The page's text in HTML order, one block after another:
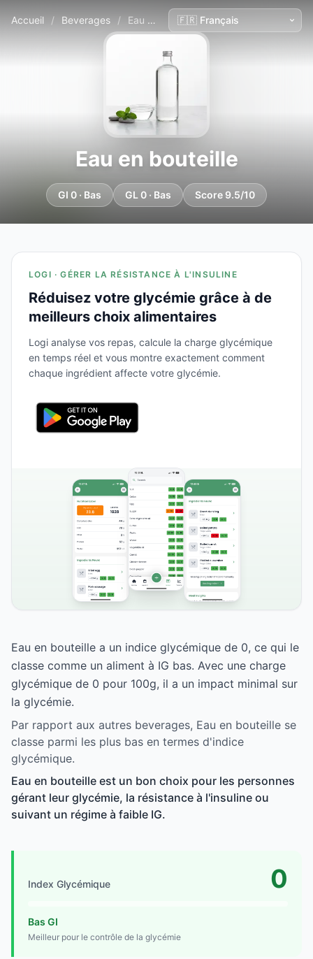
Accueil / Beverages / Eau en bouteille
Eau en bouteille
GI 0 · Bas GL 0 · Bas Score 9.5/10
LOGI · GÉRER LA RÉSISTANCE À L'INSULINE
Réduisez votre glycémie grâce à de
meilleurs choix alimentaires
Logi analyse vos repas, calcule la charge glycémique
en temps réel et vous montre exactement comment
chaque ingrédient affecte votre glycémie.
Eau en bouteille a un indice glycémique de 0, ce qui le
classe comme un aliment à IG bas. Avec une charge
glycémique de 0 pour 100g, il a un impact minimal sur
la glycémie.
Par rapport aux autres beverages, Eau en bouteille se
classe parmi les plus bas en termes d'indice
glycémique.
Eau en bouteille est un bon choix pour les personnes
gérant leur glycémie, la résistance à l'insuline ou
suivant un régime à faible IG.
Index Glycémique 0
Bas GI
Meilleur pour le contrôle de la glycémie